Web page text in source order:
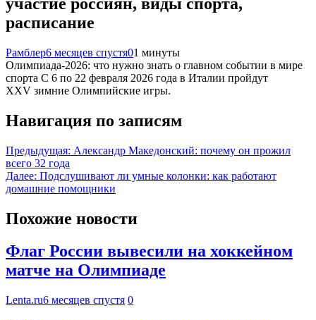
расписание
Рамблер6 месяцев спустя01 минуты
Олимпиада-2026: что нужно знать о главном событии в мире
спорта С 6 по 22 февраля 2026 года в Италии пройдут
XXV зимние Олимпийские игры.
Навигация по записям
Предыдущая: Александр Македонский: почему он прожил
всего 32 года
Далее: Подслушивают ли умные колонки: как работают
домашние помощники
Похожие новости
Флаг России вывесили на хоккейном
матче на Олимпиаде
Lenta.ru6 месяцев спустя 0